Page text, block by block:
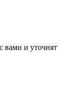
вами и уточнят